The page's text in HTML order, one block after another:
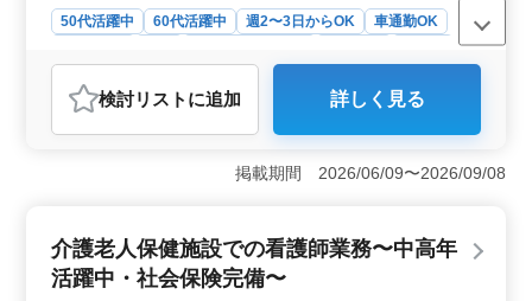
50代活躍中 60代活躍中 週2〜3日からOK
車通勤OK
おすすめポイント
＜40代以上限定・准看護師以上優遇＞ 特養での看護師
業務経験をお持ちの方、特に40代以上の方々にご応募を
お待ちしています。長年の経験を活かして、地域の高齢
ションまで多岐にわたりますが、経験豊富な方々がチー
ムを支え、共に成長していける環境を整えていま
検討リスト に追加 詳しく見る
掲載期間 2026/06/09〜2026/09/08
介護老人保健施設での看護師業務〜中高年
活躍中・社会保険完備〜